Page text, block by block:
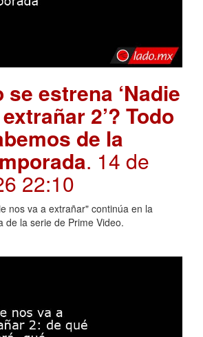
se estrena ‘Nadie
2’? Todo
de la
. 14 de
22:10
nos va a extrañar" continúa en la
de la serie de Prime Video.